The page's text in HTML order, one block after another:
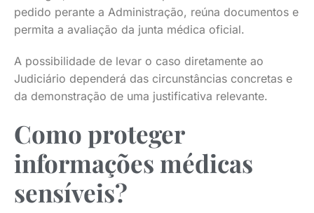
pedido perante a Administração, reúna documentos e
permita a avaliação da junta médica oficial.
A possibilidade de levar o caso diretamente ao
Judiciário dependerá das circunstâncias concretas e
da demonstração de uma justificativa relevante.
Como proteger
informações médicas
sensíveis?